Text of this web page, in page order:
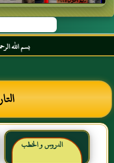
بسم الله
الدروس و الخطب